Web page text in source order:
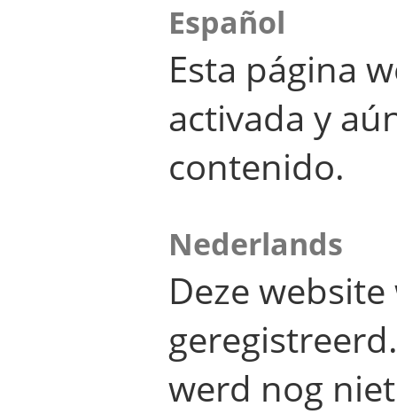
Español
Esta página
activada y
contenido.
Nederlands
Deze
werd nog